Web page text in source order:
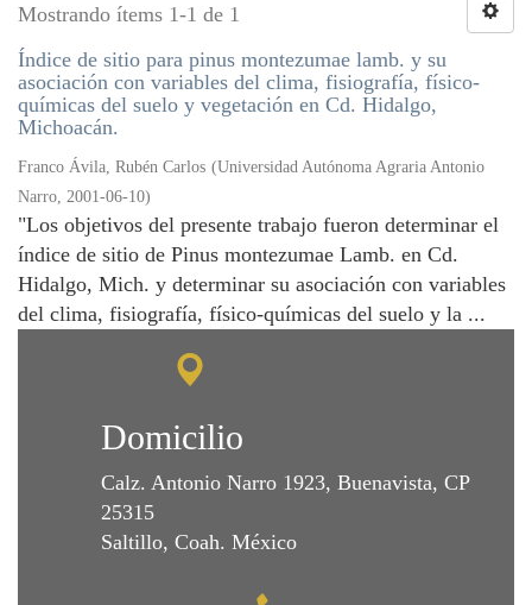
Mostrando ítems 1-1 de 1
Índice de sitio para pinus montezumae lamb. y su
asociación con variables del clima, fisiografía, físico-
químicas del suelo y vegetación en Cd. Hidalgo,
Michoacán.
Franco Ávila, Rubén Carlos (Universidad Autónoma Agraria Antonio
Narro, 2001-06-10)
"Los objetivos del presente trabajo fueron determinar el
índice de sitio de Pinus montezumae Lamb. en Cd.
Hidalgo, Mich. y determinar su asociación con variables
del clima, fisiografía, físico-químicas del suelo y la ...
Domicilio
Calz. Antonio Narro 1923, Buenavista, CP
25315
Saltillo, Coah. México